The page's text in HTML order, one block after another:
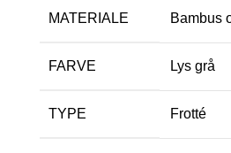
MATERIALE Bambus
FARVE Lys grå
TYPE Frotté